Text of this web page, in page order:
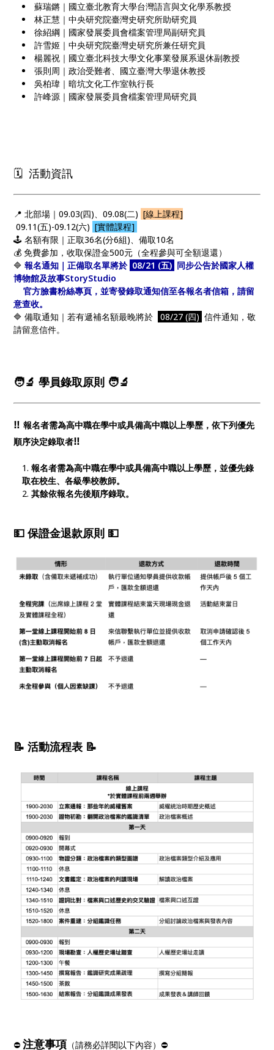
蘇瑞鏘｜國立臺北教育大學台灣語言與文化學系教授
林正慧｜中央研究院臺灣史研究所助研究員
徐紹綱｜國家發展委員會檔案管理局副研究員
許雪姬｜中央研究院臺灣史研究所兼任研究員
楊麗祝｜國立臺北科技大學文化事業發展系退休副教授
張則周｜政治受難者、國立臺灣大學退休教授
吳柏瑋｜暗坑文化工作室執行長
許峰源｜國家發展委員會檔案管理局研究員
🗓 活動資訊
📍 北部場｜09.03(四)、09.08(二) [線上課程]
09.11(五)-09.12(六) [實體課程]
🕹️ 名額有限｜正取36名(分6組)、備取10名
💰 免費參加，收取保證金500元（全程參與可全額退還）
🔷報名通知｜正備取名單將於 08/21 (五) 同步公告於國家人權
博物館及故事StoryStudio
官方臉書粉絲專頁，並寄發錄取通知信至各報名者信箱，請留
意查收。
🔷 備取通知｜若有遞補名額最晚將於
08/27 (四) 信件通知，敬
請留意信件。
🧑‍🔬 學員錄取原則 🧑‍🔬
‼️報名者需為高中職在學中或具備高中職以上學歷，依下列優先
順序決定錄取者‼️
報名者需為高中職在學中或具備高中職以上學歷，並優先錄
取在校生、各級學校教師。
其餘依報名先後順序錄取。
💵 保證金退款原則 💵
📝 活動流程表 📝
⛔️注意事項 （請務必詳閱以下內容） ⛔️